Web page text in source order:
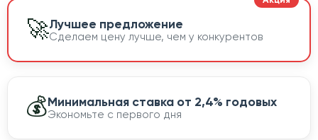
🚀Лучшее предложение
Сделаем цену лучше, чем у конкурентов
💰Минимальная ставка от 2,4% годовых
Экономьте с первого дня